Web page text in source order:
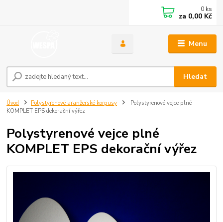
Menu
Hledat
0 ks
za 0,00 Kč
Úvod Polystyrenové aranžerské korpusy
Polystyrenové vejce plné
KOMPLET EPS dekorační výřez
Polystyrenové vejce plné
KOMPLET EPS dekorační výřez